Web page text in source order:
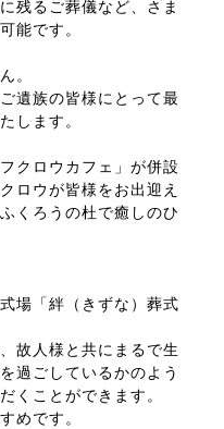
残るご葬儀など、さま
能です。
。
遺族の皆様にとって最
します。
クロウカフェ」が併設
ロウが皆様をお出迎え
くろうの杜で癒しのひ
場「絆（きずな）葬式
故人様と共にまるで生
過ごしているかのよう
くことができます。
めです。